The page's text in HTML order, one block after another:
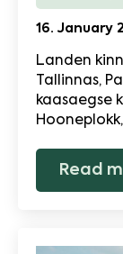
16. January
Landen
Tallinnas,
kaasaegse
Read